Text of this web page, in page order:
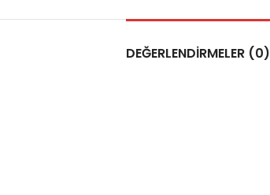
DEĞERLENDIRMELER (0)